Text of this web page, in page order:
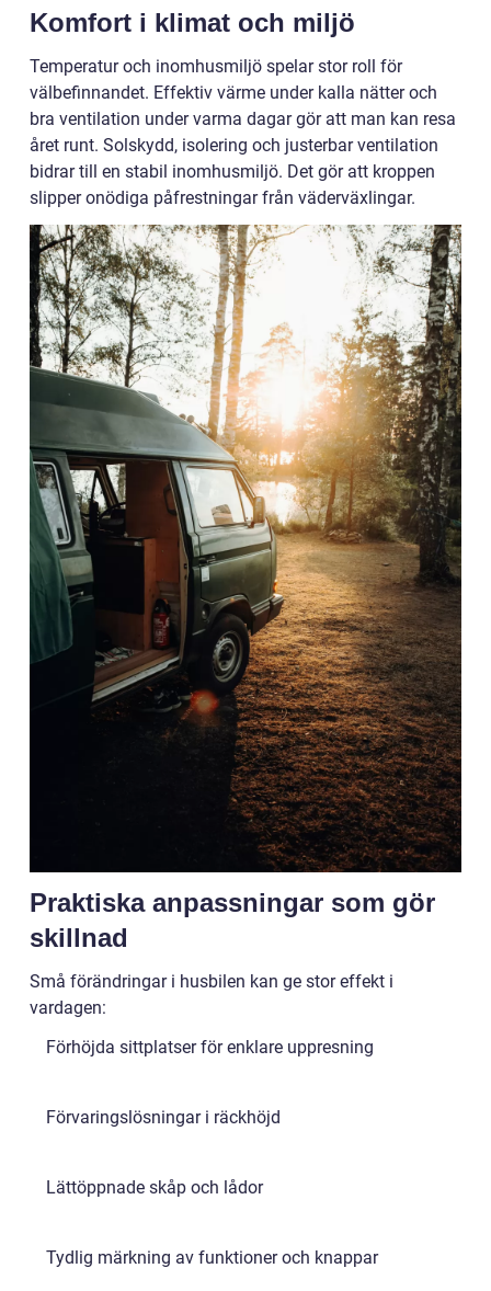
Komfort i klimat och miljö
Temperatur och inomhusmiljö spelar stor roll för
välbefinnandet. Effektiv värme under kalla nätter och
bra ventilation under varma dagar gör att man kan resa
året runt. Solskydd, isolering och justerbar ventilation
bidrar till en stabil inomhusmiljö. Det gör att kroppen
slipper onödiga påfrestningar från väderväxlingar.
Praktiska anpassningar som gör
skillnad
Små förändringar i husbilen kan ge stor effekt i
vardagen:
Förhöjda sittplatser för enklare uppresning
Förvaringslösningar i räckhöjd
Lättöppnade skåp och lådor
Tydlig märkning av funktioner och knappar